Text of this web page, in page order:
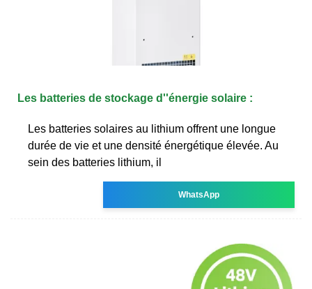
Les batteries de stockage d''énergie solaire :
Les batteries solaires au lithium offrent une longue
durée de vie et une densité énergétique élevée. Au
sein des batteries lithium, il
WhatsApp